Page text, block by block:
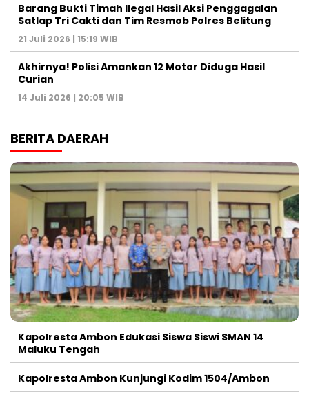
Barang Bukti Timah Ilegal Hasil Aksi Penggagalan
Satlap Tri Cakti dan Tim Resmob Polres Belitung
21 Juli 2026 | 15:19 WIB
Akhirnya! Polisi Amankan 12 Motor Diduga Hasil
Curian
14 Juli 2026 | 20:05 WIB
BERITA DAERAH
Kapolresta Ambon Edukasi Siswa Siswi SMAN 14
Maluku Tengah
Kapolresta Ambon Kunjungi Kodim 1504/Ambon